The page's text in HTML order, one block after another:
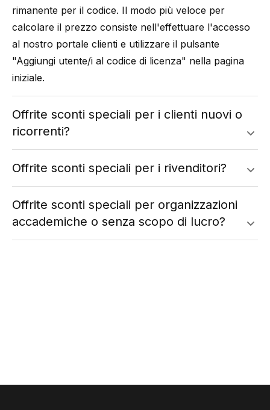
rimanente per il codice. Il modo più veloce per
calcolare il prezzo consiste nell'effettuare l'accesso
al nostro portale clienti e utilizzare il pulsante
"Aggiungi utente/i al codice di licenza" nella pagina
iniziale.
Offrite sconti speciali per i clienti nuovi o
ricorrenti?
Offrite sconti speciali per i rivenditori?
Offrite sconti speciali per organizzazioni
accademiche o senza scopo di lucro?